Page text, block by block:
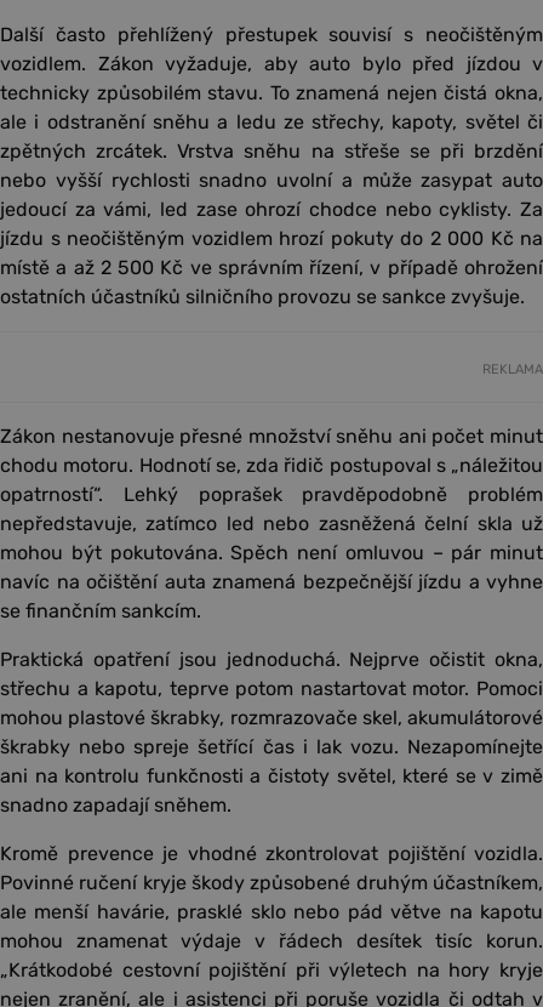
Další často přehlížený přestupek souvisí s neočištěným
vozidlem. Zákon vyžaduje, aby auto bylo před jízdou v
technicky způsobilém stavu. To znamená nejen čistá okna,
ale i odstranění sněhu a ledu ze střechy, kapoty, světel či
zpětných zrcátek. Vrstva sněhu na střeše se při brzdění
nebo vyšší rychlosti snadno uvolní a může zasypat auto
jedoucí za vámi, led zase ohrozí chodce nebo cyklisty. Za
jízdu s neočištěným vozidlem hrozí pokuty do 2 000 Kč na
místě a až 2 500 Kč ve správním řízení, v případě ohrožení
ostatních účastníků silničního provozu se sankce zvyšuje.
REKLAMA
Zákon nestanovuje přesné množství sněhu ani počet minut
chodu motoru. Hodnotí se, zda řidič postupoval s „náležitou
opatrností“. Lehký poprašek pravděpodobně problém
nepředstavuje, zatímco led nebo zasněžená čelní skla už
mohou být pokutována. Spěch není omluvou – pár minut
navíc na očištění auta znamená bezpečnější jízdu a vyhne
se finančním sankcím.
Praktická opatření jsou jednoduchá. Nejprve očistit okna,
střechu a kapotu, teprve potom nastartovat motor. Pomoci
mohou plastové škrabky, rozmrazovače skel, akumulátorové
škrabky nebo spreje šetřící čas i lak vozu. Nezapomínejte
ani na kontrolu funkčnosti a čistoty světel, které se v zimě
snadno zapadají sněhem.
Kromě prevence je vhodné zkontrolovat pojištění vozidla.
Povinné ručení kryje škody způsobené druhým účastníkem,
ale menší havárie, prasklé sklo nebo pád větve na kapotu
mohou znamenat výdaje v řádech desítek tisíc korun.
„Krátkodobé cestovní pojištění při výletech na hory kryje
nejen zranění, ale i asistenci při poruše vozidla či odtah v